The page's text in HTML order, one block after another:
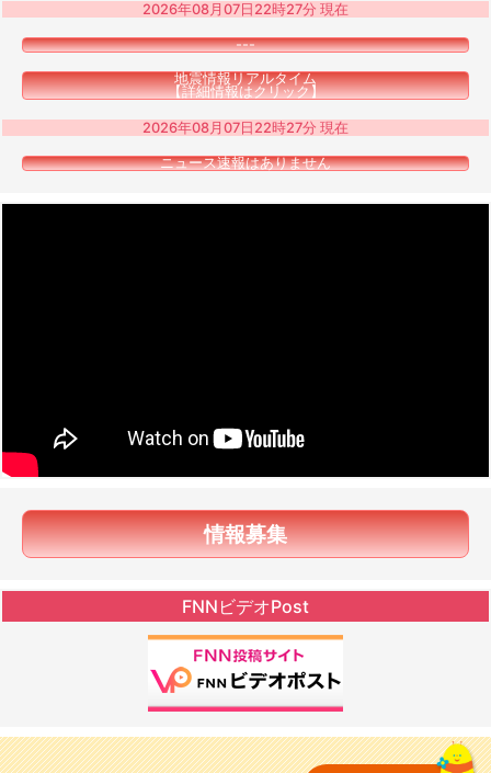
2026年08月07日22時27分 現在
---
地震情報リアルタイム
【詳細情報はクリック】
2026年08月07日22時27分 現在
ニュース速報はありません
情報募集
FNNビデオPost